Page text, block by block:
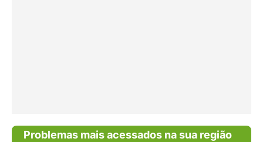
Problemas mais acessados na sua região